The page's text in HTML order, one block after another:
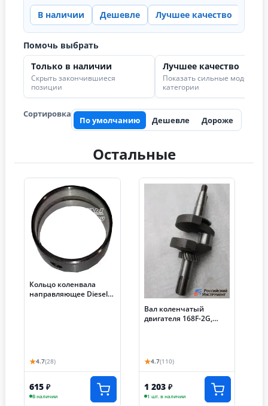
В наличии Дешевле Лучшее качество
Помочь выбрать
Только в наличии
Скрыть закончившиеся
позиции
Лучшее качество
Показать сильные модели в
категории
Сортировка
По умолчанию Дешевле Дороже
Остальные
Кольцо коленвала
направляющее Diesel
★4.7(28)
615 ₽
В наличии
Вал коленчатый
двигателя 168F-2G,
★4.7(110)
1 203 ₽
1 шт. в наличии